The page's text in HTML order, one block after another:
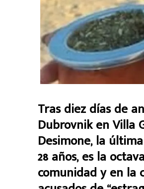
Tras diez días de
Dubrovnik en Villa
Desimone, la
28 años, es la
comunidad y en la